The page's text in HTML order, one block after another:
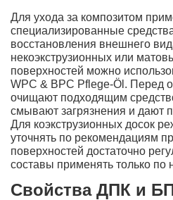
Для ухода за композитом
специализированные
восстановления внешнего
некоэкструзионных или
поверхностей можно
WPC & BPC Pflege-Öl. Перед
очищают подходящим
смывают загрязнения и дают
Для коэкструзионных досок
уточнять по рекомендациям
поверхностей достаточно
составы применять только по
Свойства ДПК и